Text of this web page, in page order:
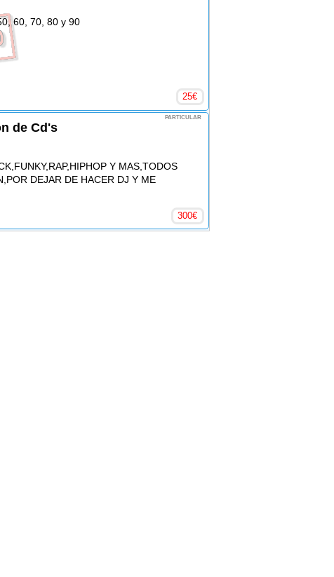
60, 70, 80 y 90
25€
PARTICULAR
de Cd's
Y MAS,TODOS
DEJAR DE HACER DJ Y ME
300€